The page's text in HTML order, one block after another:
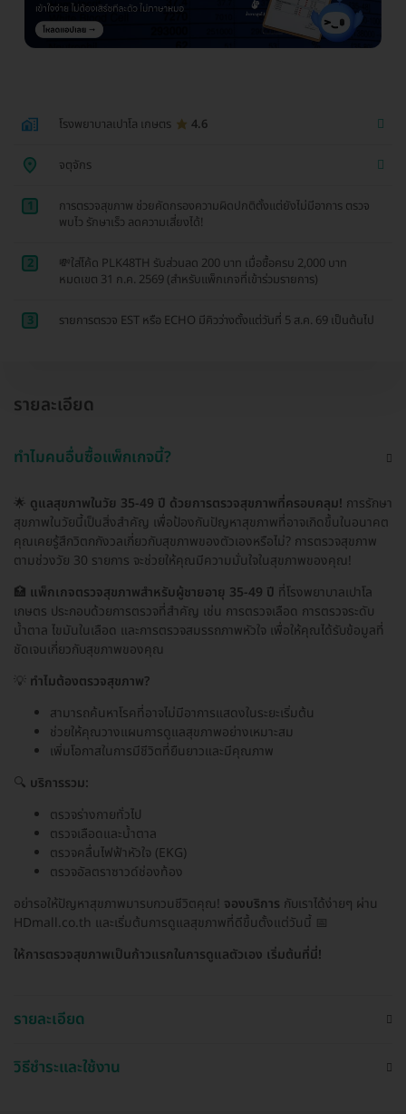
โรงพยาบาลเปาโล เกษตร 4.6
จตุจักร
1
การตรวจสุขภาพ ช่วยคัดกรองความผิดปกติตั้งแต่ยังไม่มีอาการ ตรวจ
พบไว รักษาเร็ว ลดความเสี่ยงได้!
2
💸ใส่โค้ด PLK48TH รับส่วนลด 200 บาท เมื่อซื้อครบ 2,000 บาท
หมดเขต 31 ก.ค. 2569 (สำหรับแพ็กเกจที่เข้าร่วมรายการ)
3 รายการตรวจ EST หรือ ECHO มีคิวว่างตั้งแต่วันที่ 5 ส.ค. 69 เป็นต้นไป
รายละเอียด
ทำไมคนอื่นซื้อแพ็กเกจนี้?
🌟 ดูแลสุขภาพในวัย 35-49 ปี ด้วยการตรวจสุขภาพที่ครอบคลุม! การรักษา
สุขภาพในวัยนี้เป็นสิ่งสำคัญ เพื่อป้องกันปัญหาสุขภาพที่อาจเกิดขึ้นในอนาคต
คุณเคยรู้สึกวิตกกังวลเกี่ยวกับสุขภาพของตัวเองหรือไม่? การตรวจสุขภาพ
ตามช่วงวัย 30 รายการ จะช่วยให้คุณมีความมั่นใจในสุขภาพของคุณ!
🏥 แพ็กเกจตรวจสุขภาพสำหรับผู้ชายอายุ 35-49 ปี ที่โรงพยาบาลเปาโล
เกษตร ประกอบด้วยการตรวจที่สำคัญ เช่น การตรวจเลือด การตรวจระดับ
น้ำตาล ไขมันในเลือด และการตรวจสมรรถภาพหัวใจ เพื่อให้คุณได้รับข้อมูลที่
ชัดเจนเกี่ยวกับสุขภาพของคุณ
💡 ทำไมต้องตรวจสุขภาพ?
สามารถค้นหาโรคที่อาจไม่มีอาการแสดงในระยะเริ่มต้น
ช่วยให้คุณวางแผนการดูแลสุขภาพอย่างเหมาะสม
เพิ่มโอกาสในการมีชีวิตที่ยืนยาวและมีคุณภาพ
🔍 บริการรวม:
ตรวจร่างกายทั่วไป
ตรวจเลือดและน้ำตาล
ตรวจคลื่นไฟฟ้าหัวใจ (EKG)
ตรวจอัลตราซาวด์ช่องท้อง
อย่ารอให้ปัญหาสุขภาพมารบกวนชีวิตคุณ! จองบริการ กับเราได้ง่ายๆ ผ่าน
HDmall.co.th และเริ่มต้นการดูแลสุขภาพที่ดีขึ้นตั้งแต่วันนี้ 📅
ให้การตรวจสุขภาพเป็นก้าวแรกในการดูแลตัวเอง เริ่มต้นที่นี่!
รายละเอียด
วิธีชำระและใช้งาน